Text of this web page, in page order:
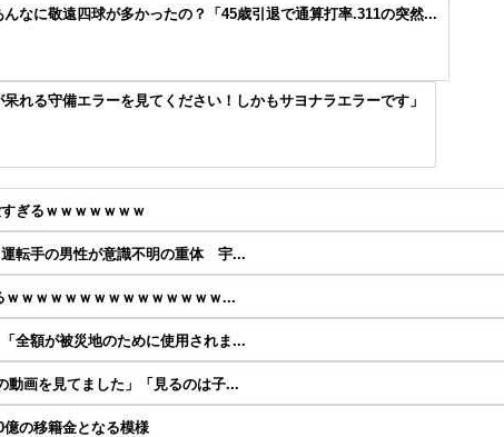
んなに敬遠四球が多かったの？「45歳引退で通算打率.311の突然...
れる守備エラーを見てください！しかもサヨナラエラーです」
ぎるｗｗｗｗｗｗｗ
転手の男性が意識不明の重体 宇...
ｗｗｗｗｗｗｗｗｗｗｗｗｗｗｗ...
全額が被災地のために使用されま...
動画を見てました」「見るのは子...
億の移籍金となる模様